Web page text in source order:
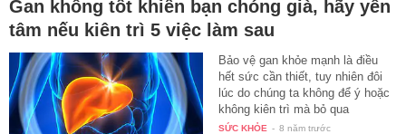
Gan không tốt khiến bạn chóng già, hãy yên
tâm nếu kiên trì 5 việc làm sau
Bảo vệ gan khỏe mạnh là điều
hết sức cần thiết, tuy nhiên đôi
lúc do chúng ta không để ý hoặc
không kiên trì mà bỏ qua
những…
SỨC KHỎE - 8 năm trước